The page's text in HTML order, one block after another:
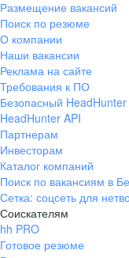
Размещение вакансий
Поиск по резюме
О компании
Наши вакансии
Реклама на сайте
Требования к ПО
Безопасный HeadHunter
HeadHunter API
Партнерам
Инвесторам
Каталог компаний
Поиск по вакансиям в
Сетка: соцсеть для
Соискателям
hh PRO
Готовое резюме